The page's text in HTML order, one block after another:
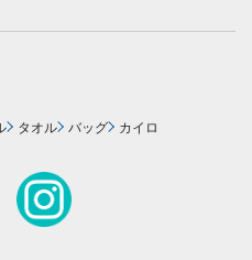
タオル バッグ カイロ